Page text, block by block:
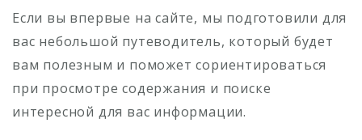
Если вы впервые на сайте, мы подготовили для
вас небольшой путеводитель, который будет
вам полезным и поможет сориентироваться
при просмотре содержания и поиске
интересной для вас информации.